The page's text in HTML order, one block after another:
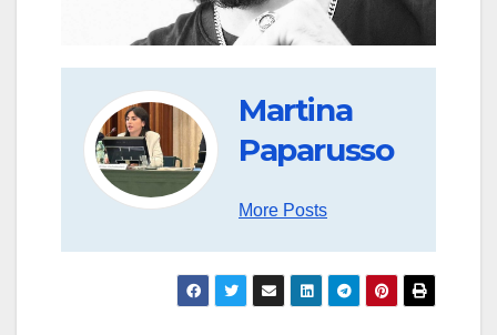
Martina
Paparusso
More Posts